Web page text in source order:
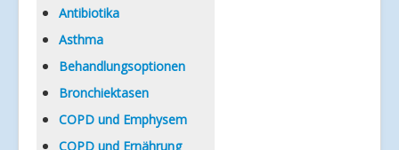
Informationen
Antibiotika
Asthma
Behandlungsoptionen
Bronchiektasen
COPD und Emphysem
COPD und Ernährung